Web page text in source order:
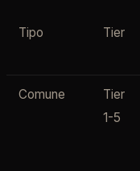
Tipo Tier
Comune
Tier
1-5